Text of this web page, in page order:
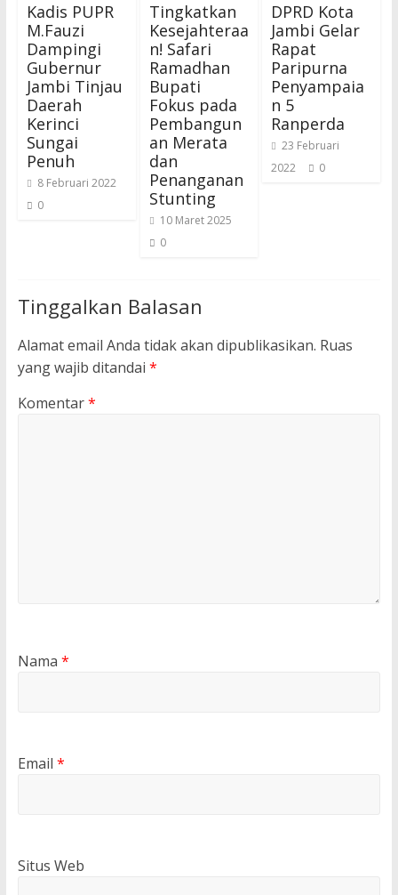
Kadis PUPR
M.Fauzi
Dampingi
Gubernur
Jambi Tinjau
Daerah
Kerinci
Sungai
Penuh
8 Februari 2022
0
Tingkatkan
Kesejahteraa
n! Safari
Ramadhan
Bupati
Fokus pada
Pembangun
an Merata
dan
Penanganan
Stunting
10 Maret 2025
0
DPRD Kota
Jambi Gelar
Rapat
Paripurna
Penyampaia
n 5
Ranperda
23 Februari
2022
0
Tinggalkan Balasan
Alamat email Anda tidak akan dipublikasikan. Ruas
yang wajib ditandai *
Komentar*
Nama *
Email *
Situs Web